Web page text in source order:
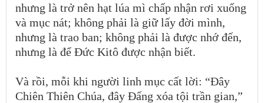
nhưng là trở nên hạt lúa mì chấp nhận rơi xuống
và mục nát; không phải là giữ lấy đời mình,
nhưng là trao ban; không phải là được nhớ đến,
nhưng là để Đức Kitô được nhận biết.
Và rồi, mỗi khi người linh mục cất lời: “Đây
Chiên Thiên Chúa, đây Đấng xóa tội trần gian,”